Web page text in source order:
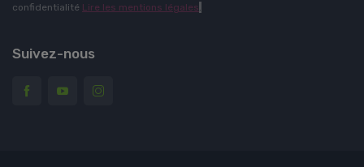
confidentialité Lire les mentions légales.
Suivez-nous